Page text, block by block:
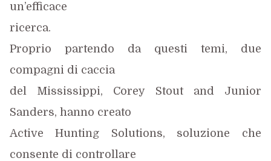
un’efficace
ricerca.
Proprio partendo da questi temi, due
compagni di caccia
del Mississippi, Corey Stout and Junior
Sanders, hanno creato
Active Hunting Solutions, soluzione che
consente di controllare